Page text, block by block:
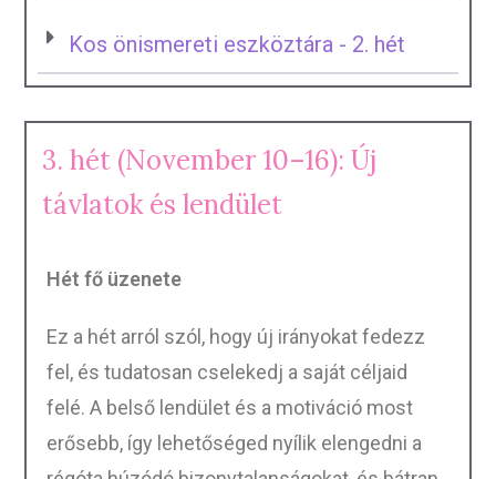
Kos önismereti eszköztára - 2. hét
3. hét (November 10–16): Új
távlatok és lendület
Hét fő üzenete
Ez a hét arról szól, hogy új irányokat fedezz
fel, és tudatosan cselekedj a saját céljaid
felé. A belső lendület és a motiváció most
erősebb, így lehetőséged nyílik elengedni a